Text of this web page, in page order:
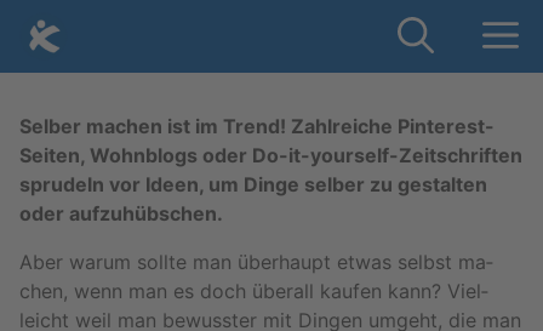
content
Sel­ber ma­chen ist im Trend! Zahl­rei­che Pin­te­rest-
Sei­ten, Wohn­blogs oder Do-it-yours­elf-Zeit­schrif­ten
spru­deln vor Ideen, um Dinge sel­ber zu ge­stal­ten
oder auf­zu­hüb­schen.
Aber warum soll­te man über­haupt etwas selbst ma­
chen, wenn man es doch über­all kau­fen kann? Viel­
leicht weil man be­wuss­ter mit Din­gen um­geht, die man